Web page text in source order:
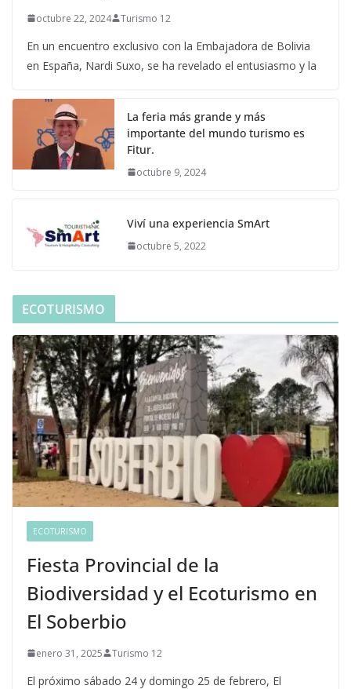
octubre 22, 2024 Turismo 12
En un encuentro exclusivo con la Embajadora de Bolivia
en España, Nardi Suxo, se ha revelado el entusiasmo y la
La feria más grande y más
importante del mundo turismo es
Fitur.
octubre 9, 2024
Viví una experiencia SmArt
octubre 5, 2022
ECOTURISMO
ECOTURISMO
Fiesta Provincial de la
Biodiversidad y el Ecoturismo en
El Soberbio
enero 31, 2025 Turismo 12
El próximo sábado 24 y domingo 25 de febrero, El